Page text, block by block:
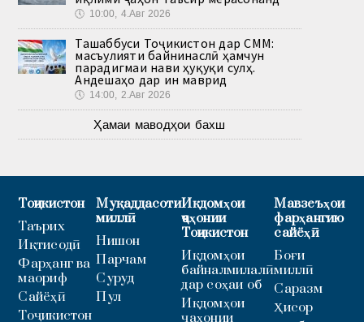
🕔 10:00, 4.Авг 2026
Ташаббуси Тоҷикистон дар СММ:
масъулияти байнинаслӣ ҳамчун
парадигмаи нави ҳуқуқи сулҳ.
Андешаҳо дар ин маврид
🕔 14:00, 2.Авг 2026
Ҳамаи маводҳои бахш
Тоҷикистон
Таърих
Иқтисодӣ
Фарҳанг ва
маориф
Сайёҳӣ
Тоҷикистон
Муқаддасоти
миллӣ
Нишон
Парчам
Суруд
Пул
Иқдомҳои
ҷаҳонии
Тоҷикистон
Иқдомҳои
байналмилалӣ
дар соҳаи об
Иқдомҳои
ҷаҳонии
Мавзеъҳои
фарҳангию
сайёҳӣ
Боғи
миллӣ
Саразм
Ҳисор